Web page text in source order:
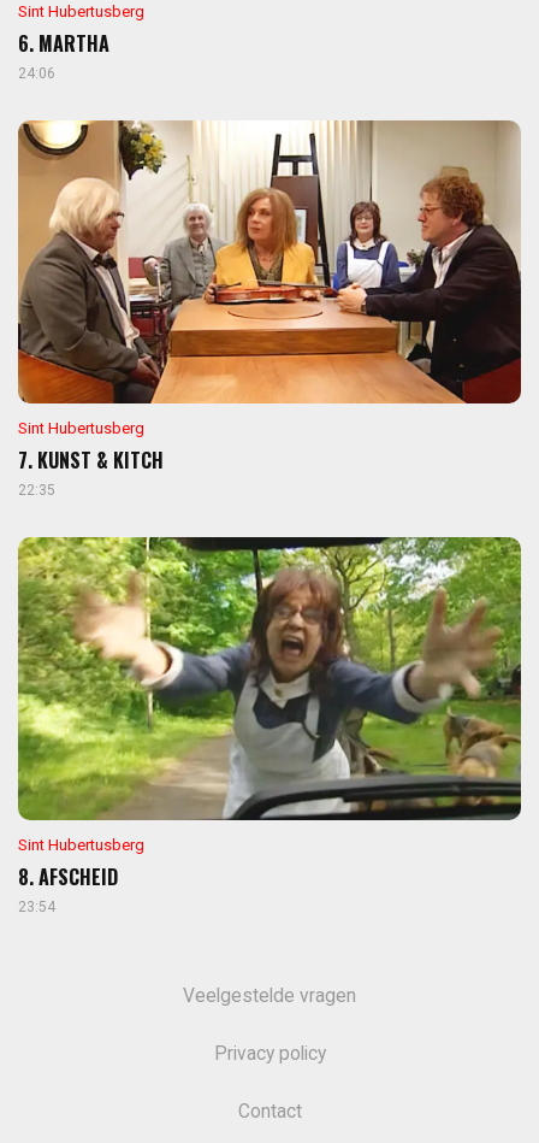
Sint Hubertusberg
6. MARTHA
24:06
Sint Hubertusberg
7. KUNST & KITCH
22:35
Sint Hubertusberg
8. AFSCHEID
23:54
Veelgestelde vragen
Privacy policy
Contact